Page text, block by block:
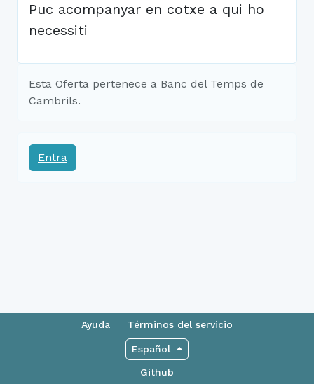
Puc acompanyar en cotxe a qui ho
necessiti
Esta Oferta pertenece a Banc del Temps de
Cambrils.
Entra
Ayuda Términos del servicio
Español
Github